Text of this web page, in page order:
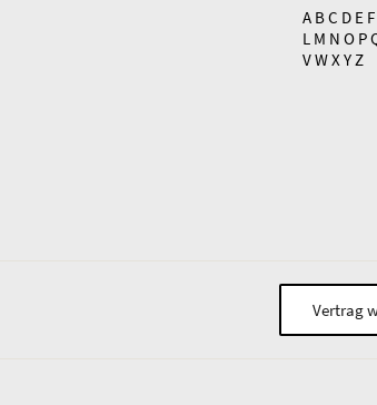
A BC D E F
L M N O P
VWX Y Z
Vertrag